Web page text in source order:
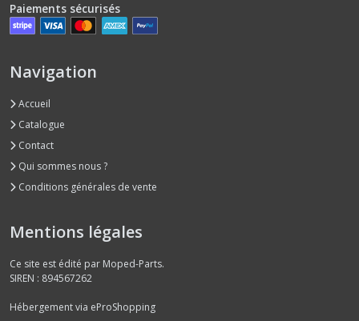
Paiements sécurisés
Navigation
Accueil
Catalogue
Contact
Qui sommes nous ?
Conditions générales de vente
Mentions légales
Ce site est édité par Moped-Parts.
SIREN : 894567262
Hébergement via eProShopping